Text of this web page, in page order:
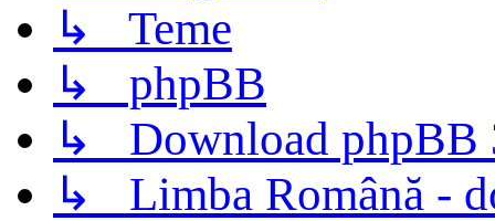
↳ Teme
↳ phpBB
↳ Download phpBB
↳ Limba Română -